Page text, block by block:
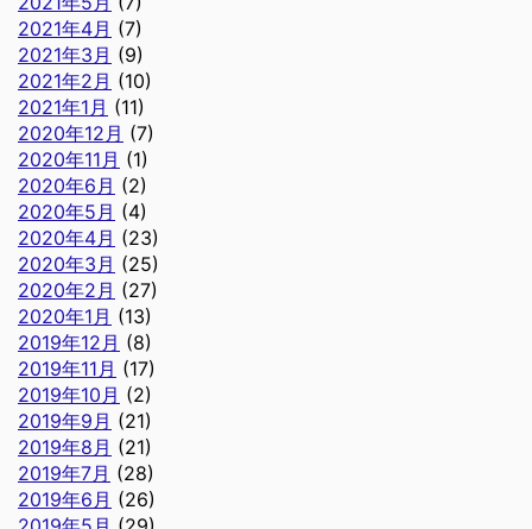
2021年4月 (7)
2021年3月 (9)
2021年2月 (10)
2021年1月 (11)
2020年12月 (7)
2020年11月 (1)
2020年6月 (2)
2020年5月 (4)
2020年4月 (23)
2020年3月 (25)
2020年2月 (27)
2020年1月 (13)
2019年12月 (8)
2019年11月 (17)
2019年10月 (2)
2019年9月 (21)
2019年8月 (21)
2019年7月 (28)
2019年6月 (26)